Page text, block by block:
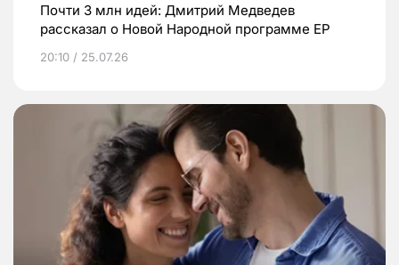
Почти 3 млн идей: Дмитрий Медведев
рассказал о Новой Народной программе ЕР
20:10 / 25.07.26